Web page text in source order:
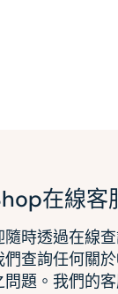
在線客
隨時透過在線
們查詢任何關
問題。我們的